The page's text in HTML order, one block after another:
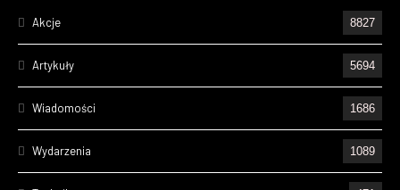
Akcje 8827
Artykuły 5694
Wiadomości 1686
Wydarzenia 1089